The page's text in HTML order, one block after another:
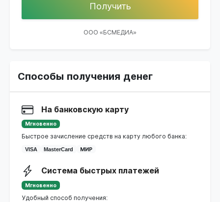
Получить
ООО «БСМЕДИА»
Способы получения денег
На банковскую карту
Мгновенно
Быстрое зачисление средств на карту любого банка:
VISA MasterCard МИР
Система быстрых платежей
Мгновенно
Удобный способ получения: